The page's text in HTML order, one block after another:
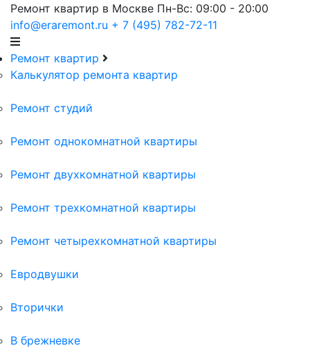
Ремонт квартир в Москве Пн-Вс: 09:00 - 20:00
info@eraremont.ru + 7 (495) 782-72-11
Ремонт квартир
Калькулятор ремонта квартир
Ремонт студий
Ремонт однокомнатной квартиры
Ремонт двухкомнатной квартиры
Ремонт трехкомнатной квартиры
Ремонт четырехкомнатной квартиры
Евродвушки
Вторички
В брежневке